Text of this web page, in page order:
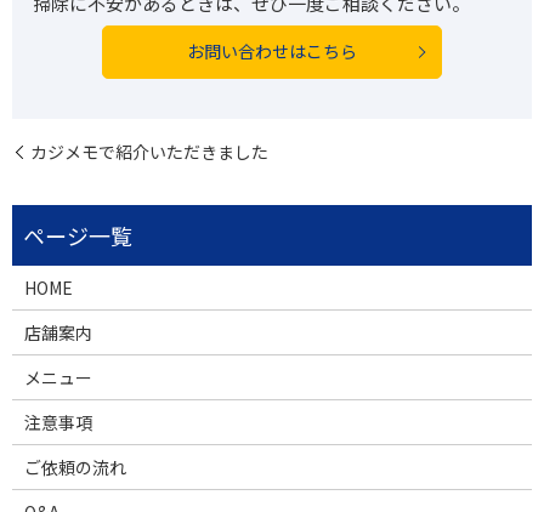
お問い合わせはこちら
カジメモで紹介いただきました
HOME
店舗案内
メニュー
注意事項
ご依頼の流れ